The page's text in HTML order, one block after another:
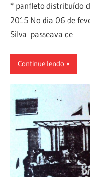
* panfleto distribuído
2015 No dia 06 de
Silva passeava de
Continue lendo